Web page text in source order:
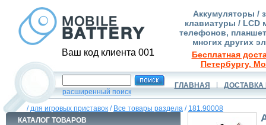
Ваш код клиента 001
Аккумуляторы /
клавиатуры / LCD
телефонов,
многих других
Бесплатная
Петербургу,
расширенный поиск
ГЛАВНАЯ ДОСТАВКА
/для игровых приставок / Все товары раздела / 181.90008
КАТАЛОГ ТОВАРОВ